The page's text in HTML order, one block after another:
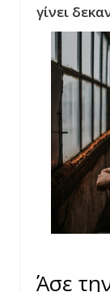
γίνει
Άσε